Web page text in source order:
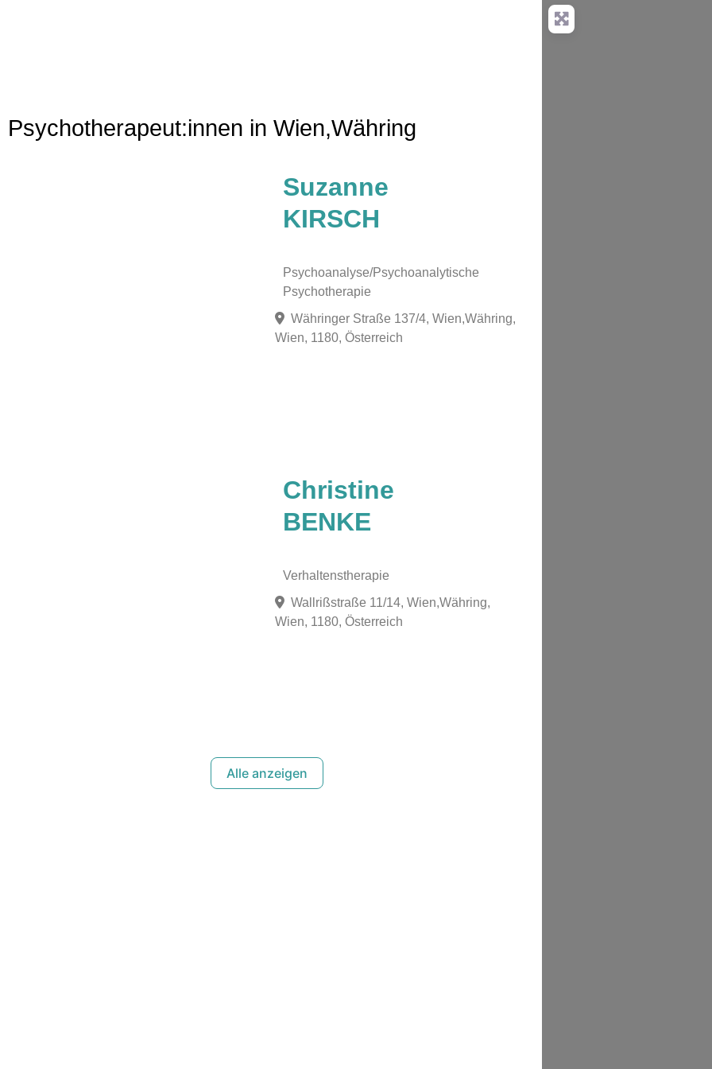
Psychotherapeut:innen in Wien,Währing
Suzanne
KIRSCH
Psychoanalyse/Psychoanalytische
Psychotherapie
Währinger Straße 137/4, Wien,Währing,
Wien, 1180, Österreich
Favorit
Christine
BENKE
Verhaltenstherapie
Wallrißstraße 11/14, Wien,Währing,
Wien, 1180, Österreich
Alle anzeigen